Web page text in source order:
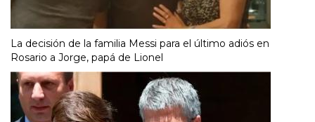
La decisión de la familia Messi para el último adiós en
Rosario a Jorge, papá de Lionel